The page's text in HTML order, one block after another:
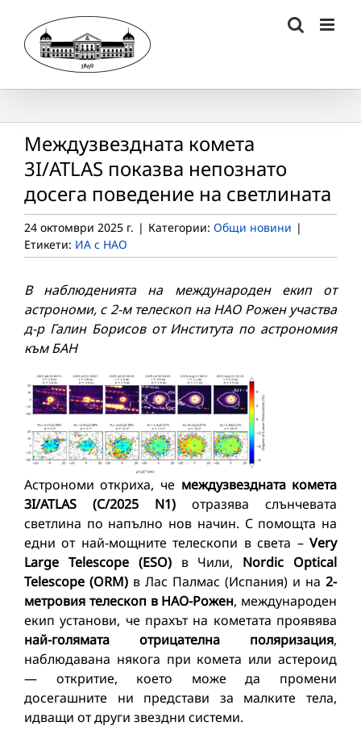
content
Междузвездната комета
3I/ATLAS показва непознато
досега поведение на светлината
24 октомври 2025 г. | Категории: Общи новини |
Етикети: ИА с НАО
В наблюденията на международен екип от
астрономи, с 2-м телескоп на НАО Рожен участва
д-р Галин Борисов от Института по астрономия
към БАН
Астрономи откриха, че междузвездната комета
3I/ATLAS (C/2025 N1) отразява слънчевата
светлина по напълно нов начин. С помощта на
едни от най-мощните телескопи в света –Very
Large Telescope (ESO) в Чили, Nordic Optical
Telescope (ORM) в Лас Палмас (Испания) и на2-
метровия телескоп в НАО-Рожен, международен
екип установи, че прахът на кометата проявява
най-голямата отрицателна поляризация,
наблюдавана някога при комета или астероид
— откритие, което може да промени
досегашните ни представи за малките тела,
идващи от други звездни системи.